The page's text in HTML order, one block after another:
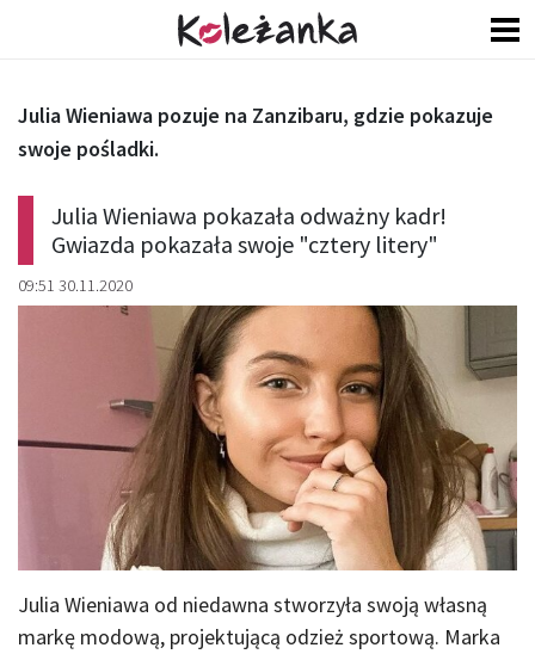
Julia Wieniawa pokazała odważny kadr!
Gwiazda pokazała swoje "cztery litery"
09:51 30.11.2020
Julia Wieniawa pozuje na Zanzibaru, gdzie pokazuje
swoje pośladki.
Julia Wieniawa od niedawna stworzyła swoją własną
markę modową, projektującą odzież sportową. Marka